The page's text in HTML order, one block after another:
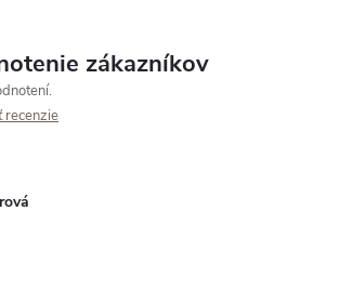
zákazníkov
recenzie